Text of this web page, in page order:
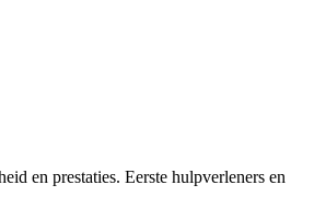
en prestaties. Eerste hulpverleners en